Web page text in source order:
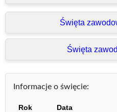
Święta
Święta
Informacje o święcie:
Rok Data